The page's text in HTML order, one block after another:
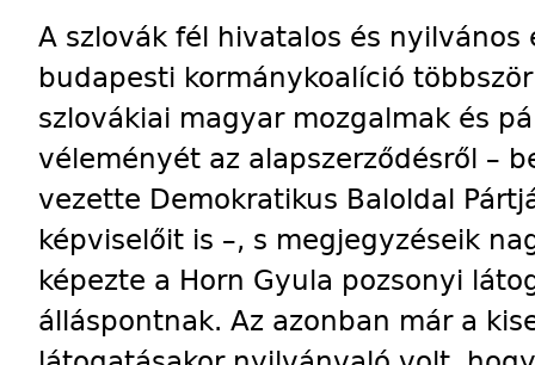
A szlovák fél hivatalos és nyilvános
budapesti kormánykoalíció
szlovákiai magyar mozgalmak és
véleményét az alapszerződésről –
vezette Demokratikus Baloldal
képviselőit is –, s megjegyzéseik
képezte a Horn Gyula pozsonyi
álláspontnak. Az azonban már a